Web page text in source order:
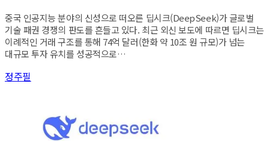
중국 인공지능 분야의 신성으로 떠오른 딥시크(DeepSeek)가 글로벌
기술 패권 경쟁의 판도를 흔들고 있다. 최근 외신 보도에 따르면 딥시크는
이례적인 거래 구조를 통해 74억 달러(한화 약 10조 원 규모)가 넘는
대규모 투자 유치를 성공적으로…
정주필